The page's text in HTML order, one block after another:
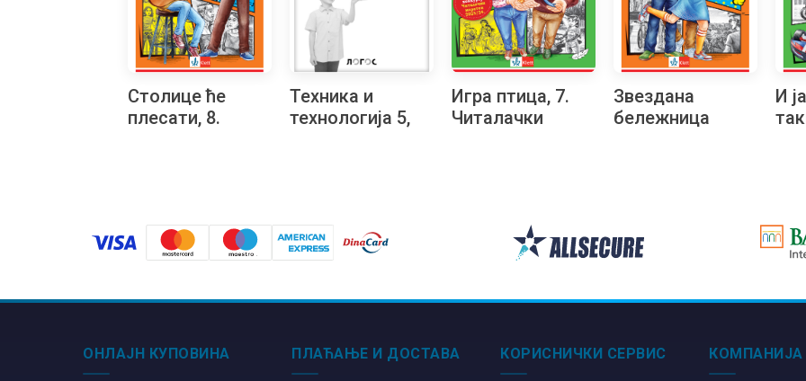
Столице ће
плесати, 8.
Техника и
технологија 5,
упутством на
бугарском
Игра птица, 7.
Читалачки
Звездана
бележница
И
ОНЛАЈН КУПОВИНА ПЛАЋАЊЕ И ДОСТАВА КОРИСНИЧКИ СЕРВИС КОМПАНИЈА